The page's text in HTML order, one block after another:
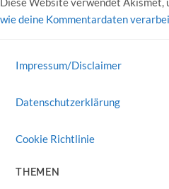
wie deine Kommentardaten
Impressum/Disclaimer
Datenschutzerklärung
Cookie Richtlinie
THEMEN